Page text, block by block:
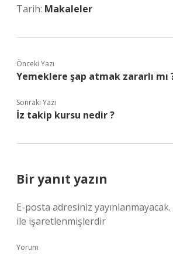
Tarih: Makaleler
Önceki Yazı
Yemeklere şap atmak zararlı mı
Sonraki Yazı
İz takip kursu nedir ?
Bir yanıt yazın
E-posta adresiniz yayınlanmayacak.
ile işaretlenmişlerdir
Yorum